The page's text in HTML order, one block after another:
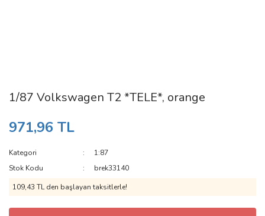
1/87 Volkswagen T2 *TELE*, orange
971,96 TL
Kategori
1:87
Stok Kodu
brek33140
109,43 TL den başlayan taksitlerle!